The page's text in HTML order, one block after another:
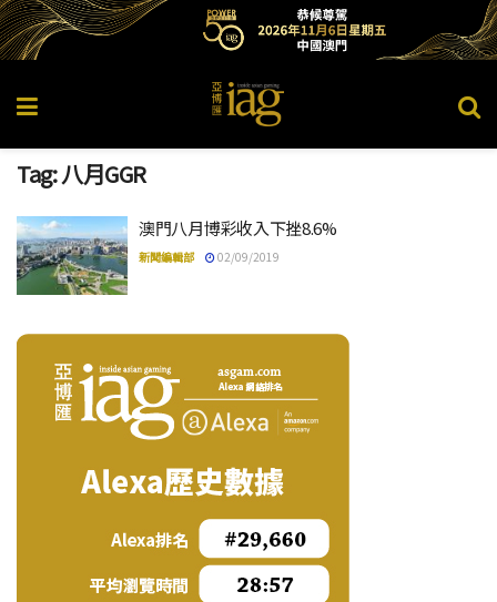
Tag:八月GGR
澳門八月博彩收入下挫8.6%
新聞編輯部 02/09/2019